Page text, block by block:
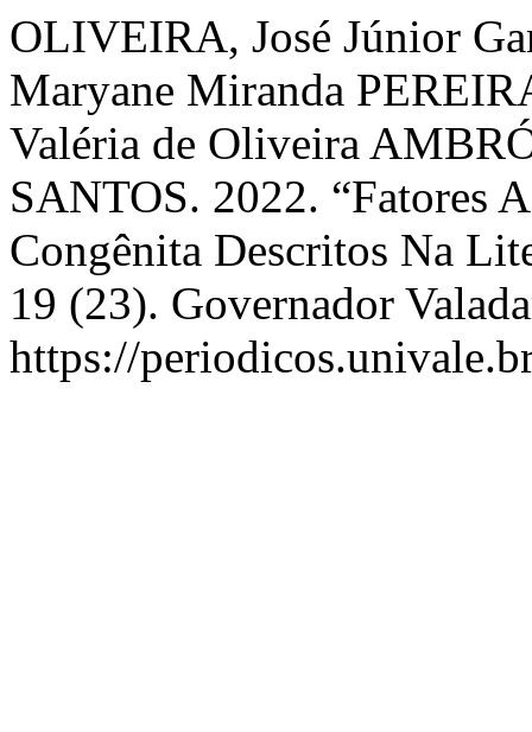
OLIVEIRA, José Júnior
Maryane Miranda
Valéria de Oliveira
SANTOS. 2022. “Fatores
Congênita Descritos Na
19 (23). Governador
https://